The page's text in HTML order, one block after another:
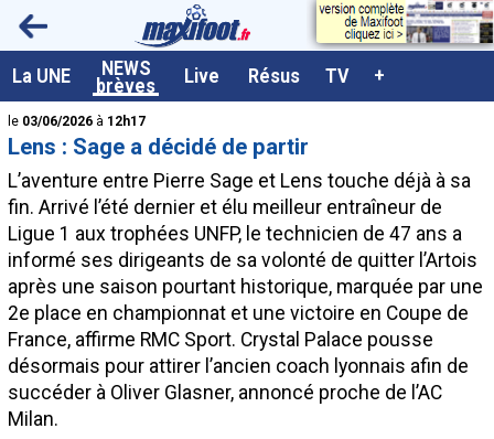
La UNE NEWS
brèves Live Résus TV +
<
le 03/06/2026 à 12h17
Lens : Sage a décidé de partir
L’aventure entre Pierre Sage et Lens touche déjà à sa
fin. Arrivé l’été dernier et élu meilleur entraîneur de
Ligue 1 aux trophées UNFP, le technicien de 47 ans a
informé ses dirigeants de sa volonté de quitter l’Artois
après une saison pourtant historique, marquée par une
2e place en championnat et une victoire en Coupe de
France, affirme RMC Sport. Crystal Palace pousse
désormais pour attirer l’ancien coach lyonnais afin de
succéder à Oliver Glasner, annoncé proche de l’AC
Milan.
A la UNE
Dernières brèves
Live / Matchs en direct
Résultats et Classements
Class. buteurs européens
Programme TV foot
Vidéos
Sondages
Tableau transferts L1